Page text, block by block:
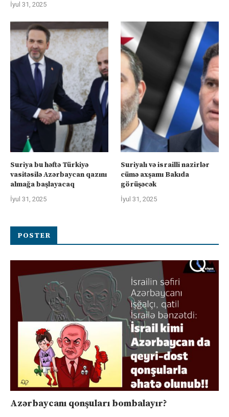
İyul 31, 2025
Suriya bu həftə Türkiyə
vasitəsilə Azərbaycan qazını
almağa başlayacaq
İyul 31, 2025
Suriyalı və israilli nazirlər
cümə axşamı Bakıda
görüşəcək
İyul 31, 2025
POSTER
Azərbaycanı qonşuları bombalayır?